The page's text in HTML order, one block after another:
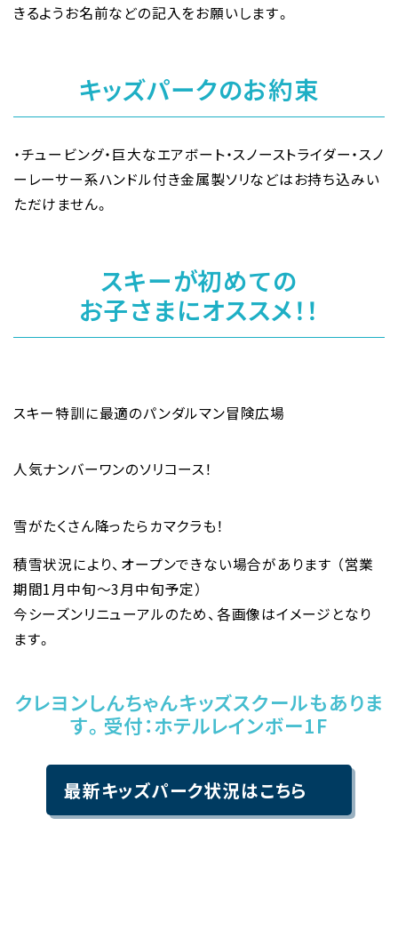
きるようお名前などの記入をお願いします。
キッズパークのお約束
・チュービング・巨大なエアボート・スノーストライダー・スノ
ーレーサー系ハンドル付き金属製ソリなどはお持ち込みい
ただけません。
スキーが初めての
お子さまにオススメ！！
スキー特訓に最適のパンダルマン冒険広場
人気ナンバーワンのソリコース！
雪がたくさん降ったらカマクラも！
積雪状況により、オープンできない場合があります （営業
期間1月中旬～3月中旬予定）
今シーズンリニューアルのため、各画像はイメージとなり
ます。
クレヨンしんちゃんキッズスクールもありま
す。受付：ホテルレインボー1F
最新キッズパーク状況はこちら